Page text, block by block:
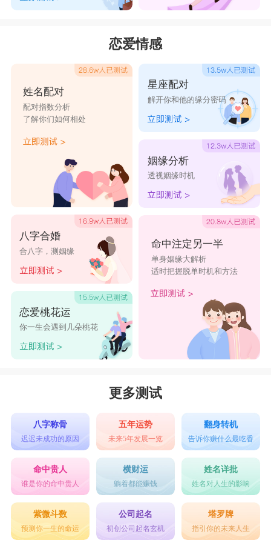
恋爱情感
姓名配对
配对指数分析
了解你们如何相处
八字合婚
合八字，测姻缘
恋爱桃花运
你一生会遇到几朵桃花
星座配对
解开你和他的缘分密码
姻缘分析
透视姻缘时机
命中注定另一半
单身姻缘大解析
适时把握脱单时机和方法
更多测试
八字称骨
迟迟未成功的原因
五年运势
未来5年发展一览
翻身转机
告诉你赚什么最吃香
命中贵人
谁是你的命中贵人
横财运
躺着都能赚钱
姓名详批
姓名对人生的影响
紫微斗数
预测你一生的命运
公司起名
初创公司起名玄机
塔罗牌
指引你的未来人生